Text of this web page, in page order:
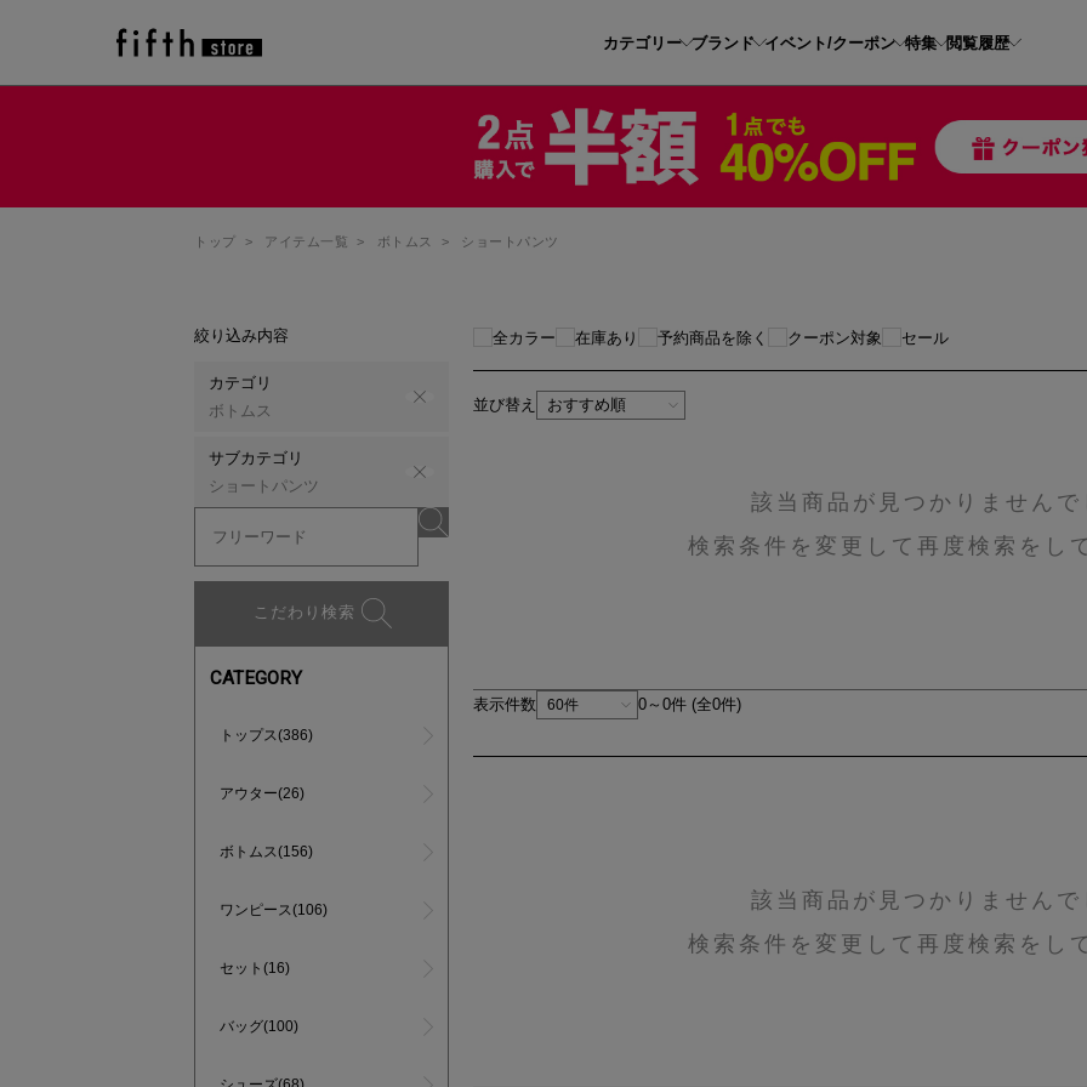
カテゴリー ブランド イベント/クーポン 特集 閲覧履歴
トップ > アイテム一覧 > ボトムス > ショートパンツ
絞り込み内容
カテゴリ
ボトムス
サブカテゴリ
ショートパンツ
こだわり検索
CATEGORY
トップス(386)
アウター(26)
ボトムス(156)
ワンピース(106)
セット(16)
バッグ(100)
全カラー 在庫あり 予約商品を除く クーポン対象 セール
並び替え
該当商品が見つかりませんで
検索条件を変更して再度検索をし
表示件数 0～0件 (全0件)
該当商品が見つかりませんで
検索条件を変更して再度検索をし